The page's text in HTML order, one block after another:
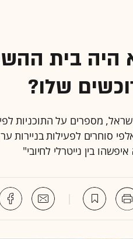
היה בית
שלו?
מספרים על התוכניות
סוחרים לפעילות בניירות
בין נייטרלי לחיובי"